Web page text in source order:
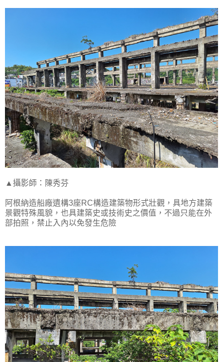
▲攝影師：陳秀芬
阿根納造船廠遺構3座RC構造建築物形式壯觀，具地方建築
景觀特殊風貌，也具建築史或技術史之價值，不過只能在外
部拍照，禁止入內以免發生危險